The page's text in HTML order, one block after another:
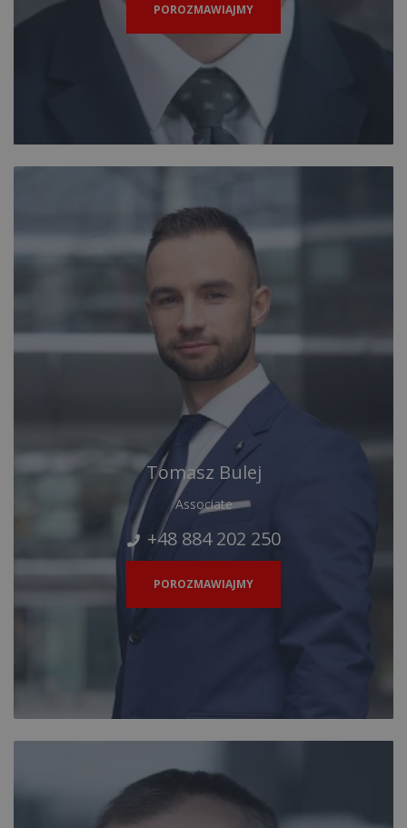
POROZMAWIAJMY
Tomasz Bulej
Associate
+48 884 202 250
POROZMAWIAJMY